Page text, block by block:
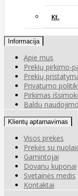
Kt.
Informacija
Apie mus
Prekių pirkimo-
Prekių
Privatumo
Pirkimas
Baldų
Klientų aptarnavimas
Visos prekės
Prekės su
Gamintojai
Dovanų kuponai
Svetainės medis
Kontaktai